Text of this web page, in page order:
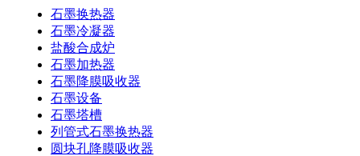
石墨换热器
石墨冷凝器
盐酸合成炉
石墨加热器
石墨降膜吸收器
石墨设备
石墨塔槽
列管式石墨换热器
圆块孔降膜吸收器